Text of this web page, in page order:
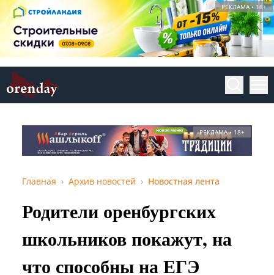
РЕКЛАМА • 18+
РЕКЛАМА • 18+
Главная Архив новостей Новостная лента
Родители оренбургских
школьников покажут, на
что способны на ЕГЭ